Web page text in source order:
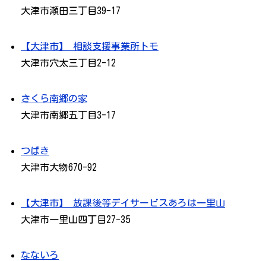
大津市瀬田三丁目39-17
【大津市】 相談支援事業所トモ
大津市穴太三丁目2-12
さくら南郷の家
大津市南郷五丁目3-17
つばき
大津市大物670-92
【大津市】 放課後等デイサービスあろは一里山
大津市一里山四丁目27-35
なないろ